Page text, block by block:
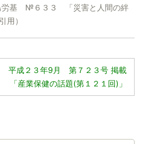
労基 №６３３ 「災害と人間の絆
用）
平成２３年9月 第７２３号 掲載
「産業保健の話題(第１２１回)」